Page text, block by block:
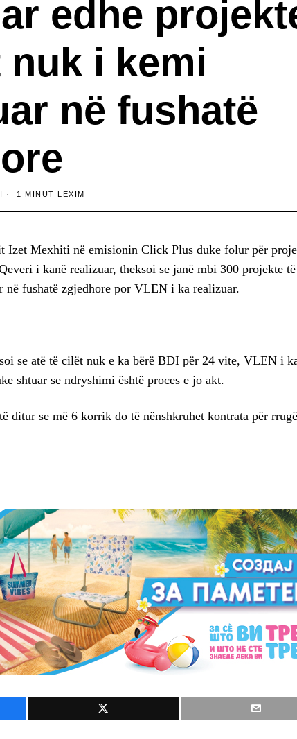
edhe
i kemi
në fushatë
1 MINUT LEXIM
Izet Mexhiti në emisionin Click Plus duke folur për
i kanë realizuar, theksoi se janë mbi 300 projekte
në fushatë zgjedhore por VLEN i ka realizuar.
se atë të cilët nuk e ka bërë BDI për 24 vite, VLEN i
shtuar se ndryshimi është proces e jo akt.
ditur se më 6 korrik do të nënshkruhet kontrata për